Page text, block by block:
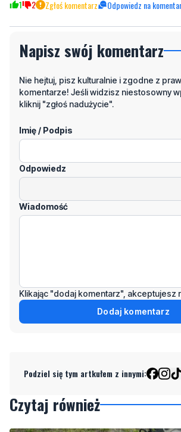
Ws wtorek, 8 grudnia 2020 - 20:22:47
1 Zgłoś komentarz Odpowiedz na komentarz
Napisz swój komentarz
komentarze! Jeśli widzisz niestosowny
kliknij "zgłoś nadużycie".
Imię / Podpis
Odpowiedz
Podziel się tym artkułem z innymi: